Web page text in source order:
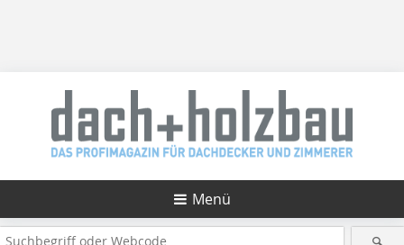
Menü